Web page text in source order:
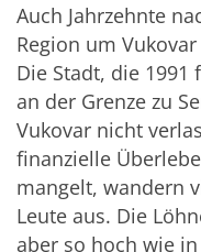
Auch Jahrzehnte
Region um
Die Stadt, die
an der Grenze zu
Vukovar nicht
finanzielle
mangelt, wandern
Leute aus. Die
aber so hoch wie